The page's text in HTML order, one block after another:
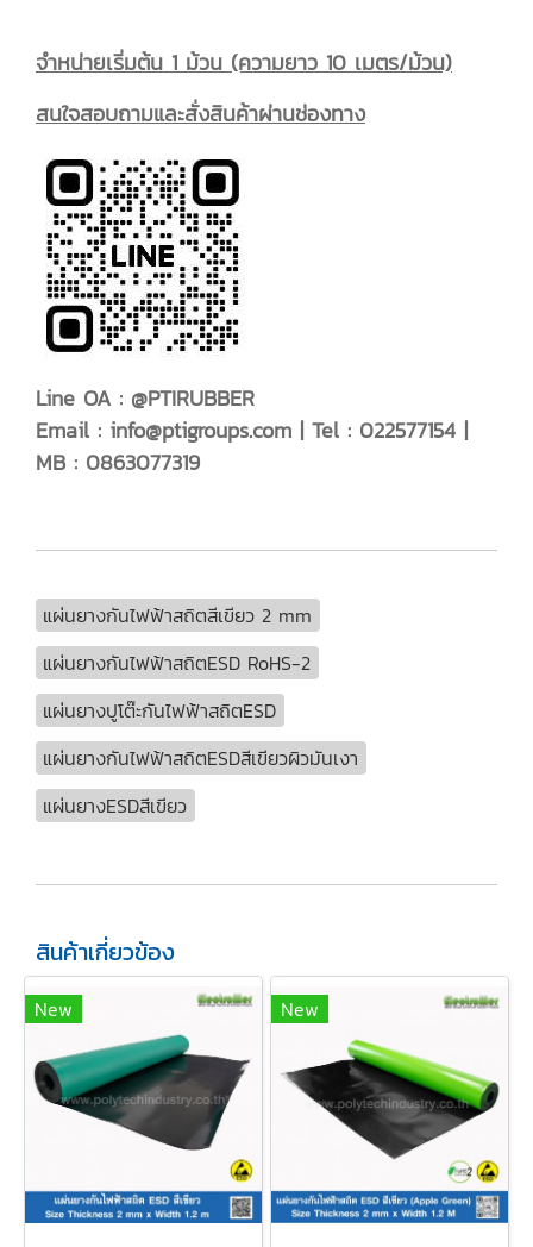
จำหน่ายเริ่มต้น 1 ม้วน (ความยาว 10 เมตร/ม้วน)
สนใจสอบถามและสั่งสินค้าผ่านช่องทาง
Line OA : @PTIRUBBER
Email : info@ptigroups.com | Tel : 022577154 |
MB : 0863077319
แผ่นยางกันไฟฟ้าสถิตสีเขียว 2 mm
แผ่นยางกันไฟฟ้าสถิตESD RoHS-2
แผ่นยางปูโต๊ะกันไฟฟ้าสถิตESD
แผ่นยางกันไฟฟ้าสถิตESDสีเขียวผิวมันเงา
แผ่นยางESDสีเขียว
สินค้าเกี่ยวข้อง
New New